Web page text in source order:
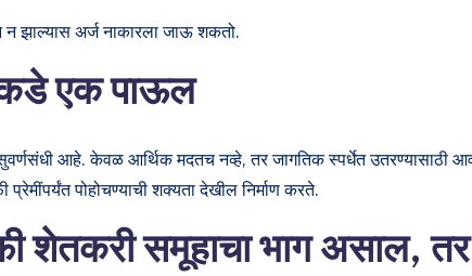
न झाल्यास अर्ज नाकारला जाऊ शकतो.
एक पाऊल
सुवर्णसंधी आहे. केवळ आर्थिक मदतच नव्हे, तर जागतिक स्पर्धेत
पोहोचण्याची शक्यता देखील निर्माण करते.
शेतकरी समूहाचा भाग असाल,